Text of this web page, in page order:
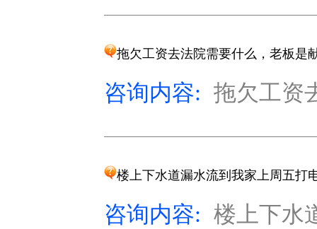
拖欠工资去法院需要什么，老板是
咨询内容: 拖欠工资
楼上下水道漏水流到我家上周五打
咨询内容: 楼上下水